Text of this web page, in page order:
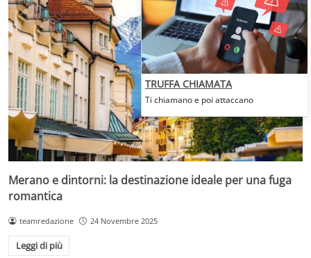
Merano e dintorni: la destinazione ideale per una fuga
romantica
teamredazione 24 Novembre 2025
Leggi di più
TRUFFA CHIAMATA
Ti chiamano e poi attaccano